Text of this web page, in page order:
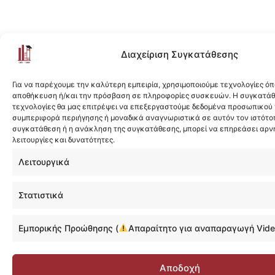
Διαχείριση Συγκατάθεσης
Για να παρέχουμε την καλύτερη εμπειρία, χρησιμοποιούμε τεχνολογίες
αποθήκευση ή/και την πρόσβαση σε πληροφορίες συσκευών. Η
τεχνολογίες θα μας επιτρέψει να επεξεργαστούμε δεδομένα
συμπεριφορά περιήγησης ή μοναδικά αναγνωριστικά σε αυτόν τον
συγκατάθεση ή η ανάκληση της συγκατάθεσης, μπορεί να επηρεάσει
λειτουργίες και δυνατότητες.
Λειτουργικά
Στατιστικά
Εμπορικής Προώθησης ( Απαραίτητο για αναπαραγωγή
Αποδοχή